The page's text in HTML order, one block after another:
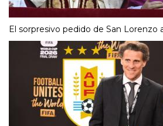
El sorpresivo pedido de San Lorenzo